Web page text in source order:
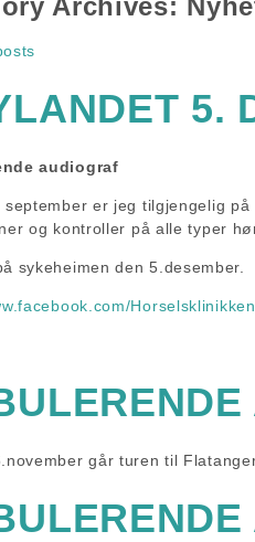
Archives:
5.
audiograf
september er jeg tilgjengelig
og kontroller på alle typer
sykeheimen den 5.desember.
går turen til